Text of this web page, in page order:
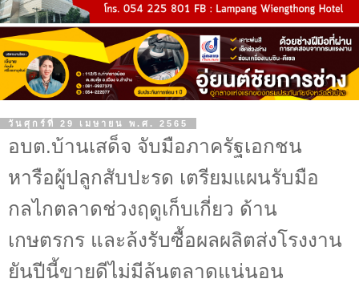
วันศุกร์ที่ 29 เมษายน พ.ศ. 2565
อบต.บ้านเสด็จ จับมือภาครัฐเอกชน
หารือผู้ปลูกสับปะรด เตรียมแผนรับมือ
กลไกตลาดช่วงฤดูเก็บเกี่ยว ด้าน
เกษตรกร และล้งรับซื้อผลผลิตส่งโรงงาน
ยันปีนี้ขายดีไม่มีล้นตลาดแน่นอน